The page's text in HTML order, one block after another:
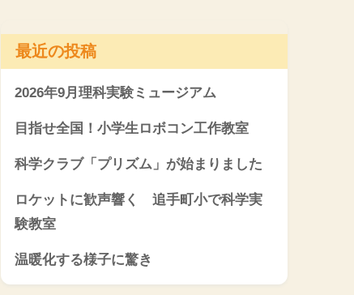
最近の投稿
2026年9月理科実験ミュージアム
目指せ全国！小学生ロボコン工作教室
科学クラブ「プリズム」が始まりました
ロケットに歓声響く 追手町小で科学実
験教室
温暖化する様子に驚き